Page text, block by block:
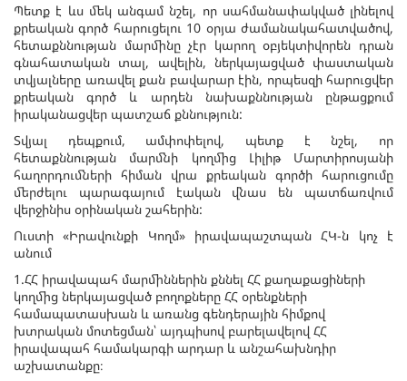
Պետք է ևս մեկ անգամ նշել, որ սահմանափակված լինելով
քրեական գործ հարուցելու 10 օրյա ժամանակահատվածով,
հետաքննության մարմինը չէր կարող օբյեկտիվորեն դրան
գնահատական տալ, ավելին, ներկայացված փաստական
տվյալները առավել քան բավարար էին, որպեսզի հարուցվեր
քրեական գործ և արդեն նախաքննության ընթացքում
իրականացվեր պատշաճ քննություն:
Տվյալ դեպքում, ամփոփելով, պետք է նշել, որ
հետաքննության մարմնի կողմից Լիլիթ Մարտիրոսյանի
հաղորդումների հիման վրա քրեական գործի հարուցումը
մերժելու պարագայում էական վնաս են պատճառվում
վերջինիս օրինական շահերին:
Ուստի «Իրավունքի Կողմ» իրավապաշտպան ՀԿ-ն կոչ է
անում
1.ՀՀ իրավապահ մարմիններին քննել ՀՀ քաղաքացիների
կողմից ներկայացված բողոքները ՀՀ օրենքների
համապատասխան և առանց գենդերային հիմքով
խտրական մոտեցման՝ այդպիսով բարելավելով ՀՀ
իրավապահ համակարգի արդար և անշահախնդիր
աշխատանքը։